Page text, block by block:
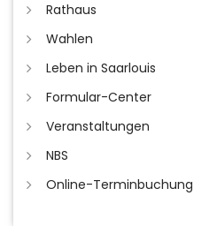
Rathaus
Wahlen
Leben in Saarlouis
Formular-Center
Veranstaltungen
NBS
Online-Terminbuchung